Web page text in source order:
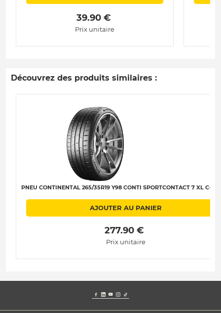
39.90 €
Prix unitaire
Découvrez des produits similaires :
PNEU CONTINENTAL 265/35R19 Y98 CONTI SPORTCONTACT 7 XL C-A-
AJOUTER AU PANIER
277.90 €
Prix unitaire